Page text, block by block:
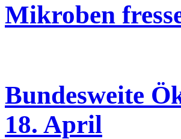
Mikroben
Bundesweite
18. April